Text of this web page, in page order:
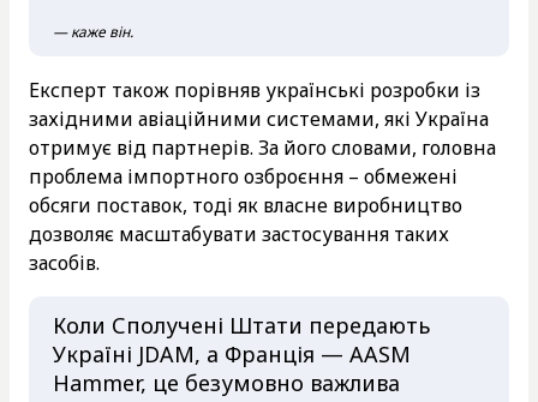
— каже він.
Експерт також порівняв українські розробки із
західними авіаційними системами, які Україна
отримує від партнерів. За його словами, головна
проблема імпортного озброєння – обмежені
обсяги поставок, тоді як власне виробництво
дозволяє масштабувати застосування таких
засобів.
Коли Сполучені Штати передають
Україні JDAM, а Франція — AASM
Hammer, це безумовно важлива